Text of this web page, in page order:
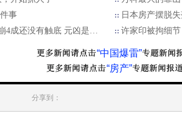
事
日本房产摆脱
4成还没有触底 元凶是…
许家印被拘细
“中国爆雷”
“房产”
分享到：